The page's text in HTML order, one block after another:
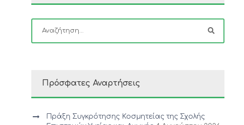
Πρόσφατες Αναρτήσεις
Πράξη Συγκρότησης Κοσμητείας της Σχολής